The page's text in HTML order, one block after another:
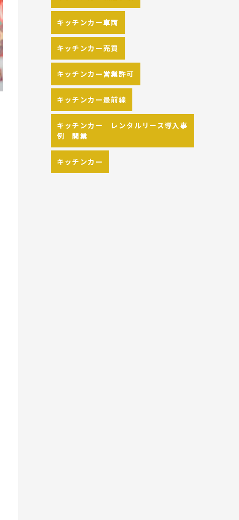
キッチンカー車両
キッチンカー売買
キッチンカー営業許可
キッチンカー最前線
キッチンカー レンタルリース導入事
例 開業
キッチンカー